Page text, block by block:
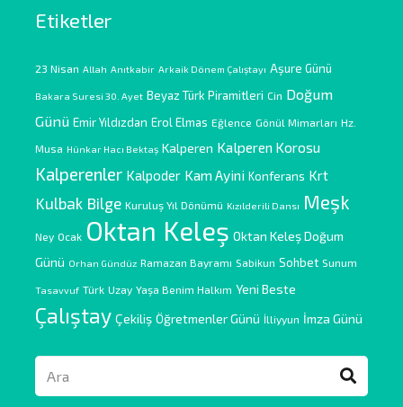
Etiketler
23 Nisan Allah Anıtkabir Arkaik Dönem Çalıştayı Aşure Günü
Bakara Suresi 30. Ayet Beyaz Türk Piramitleri Cin Doğum
Günü Emir Yıldızdan Erol Elmas Eğlence Gönül Mimarları Hz.
Musa Hünkar Hacı Bektaş Kalperen Kalperen Korosu
Kalperenler Kalpoder Kam Ayini Konferans Krt
Kulbak Bilge Kuruluş Yıl Dönümü Kızılderili Dansı Meşk
Ney Ocak Oktan Keleş Oktan Keleş Doğum
Günü Orhan Gündüz Ramazan Bayramı Sabikun Sohbet Sunum
Tasavvuf Türk Uzay Yaşa Benim Halkım Yeni Beste
Çalıştay Çekiliş Öğretmenler Günü İlliyyun İmza Günü